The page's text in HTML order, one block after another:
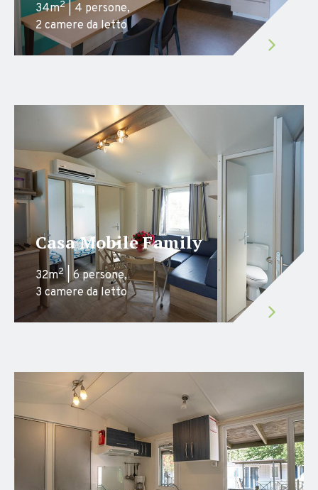
34m2| 4 persone,
2 camere da letto
Casa Mobile Family
32m2| 6 persone,
3 camere da letto